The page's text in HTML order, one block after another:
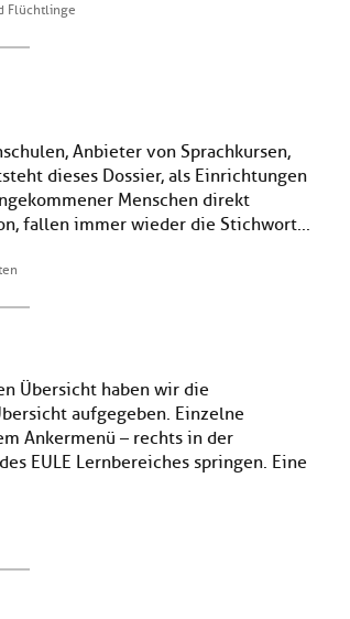
Flüchtlinge
Anbieter von Sprachkursen,
dieses Dossier, als Einrichtungen
Menschen direkt
fallen immer wieder die Stichwort...
Übersicht haben wir die
aufgegeben. Einzelne
Ankermenü – rechts in der
EULE Lernbereiches springen. Eine